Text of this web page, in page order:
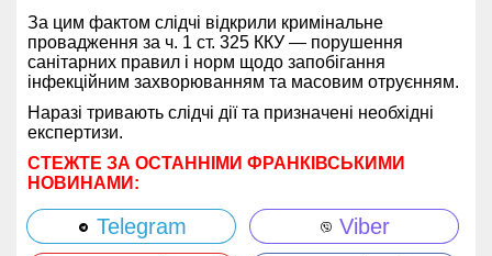
За цим фактом слідчі відкрили кримінальне
провадження за ч. 1 ст. 325 ККУ — порушення
санітарних правил і норм щодо запобігання
інфекційним захворюванням та масовим отруєнням.
Наразі тривають слідчі дії та призначені необхідні
експертизи.
СТЕЖТЕ ЗА ОСТАННІМИ ФРАНКІВСЬКИМИ
НОВИНАМИ:
Telegram
Viber